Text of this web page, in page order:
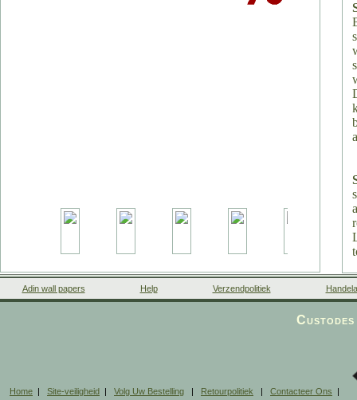
Adin wall papers Help Verzendpolitiek
Home | Site-veiligheid | Volg Uw Bestelling | Retourpolitiek | Contacteer Ons |